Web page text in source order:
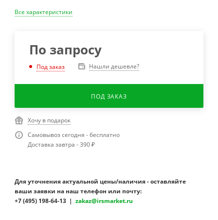
Все характеристики
По запросу
Под заказ Нашли дешевле?
ПОД ЗАКАЗ
Хочу в подарок
Самовывоз сегодня - бесплатно
Доставка завтра - 390 ₽
Для уточнения актуальной цены/наличия - оставляйте
ваши заявки на наш телефон или почту:
+7 (495) 198-64-13 | zakaz@irsmarket.ru